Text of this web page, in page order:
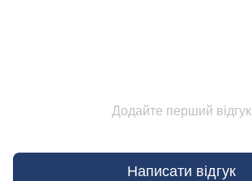
Додайте перший відгук
Написати відгук